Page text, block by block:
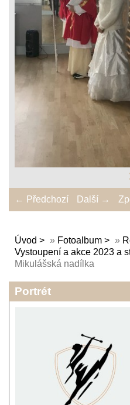
← Předchozí Další →
Úvod » Fotoalbum »
Vystoupení a akce 2023 a
Mikulášská nadílka
Portrét